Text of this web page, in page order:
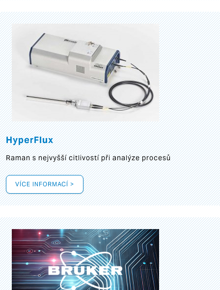
HyperFlux
Raman s nejvyšší citlivostí při analýze procesů
VÍCE INFORMACÍ >